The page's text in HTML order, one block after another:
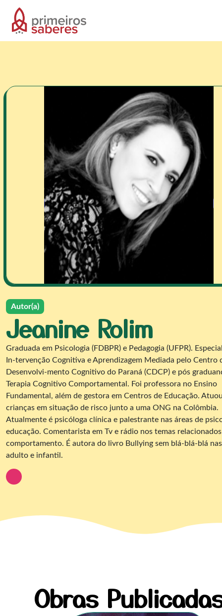
Autor(a)
Jeanine Rolim
Graduada em Psicologia (FDBPR) e Pedagogia (UFPR).
In-tervenção Cognitiva e Aprendizagem Mediada pelo Centro
Desenvolvi-mento Cognitivo do Paraná (CDCP) e pós
Terapia Cognitivo Comportamental. Foi professora no Ensino
Fundamental, além de gestora em Centros de Educação.
crianças em situação de risco junto a uma ONG na Colômbia.
Atualmente é psicóloga clínica e palestrante nas áreas de
educação. Comentarista em Tv e rádio nos temas
comportamento. É autora do livro Bullying sem blá-blá-blá
adulto e infantil.
Obras